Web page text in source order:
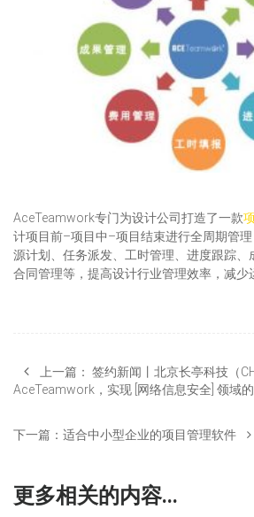
AceTeamwork专门为设计公司打造了一款
计项目前–项目中–项目结束进行全周期管
源计划、任务派发、工时管理、进度跟踪、
合同管理等，提高设计行业管理效率，减少
上一篇： 签约新闻丨北京长亭科技（
AceTeamwork，实现 [网络信息安全] 领域
下一篇： 适合中小型企业的项目管理软件
更多相关的内容...